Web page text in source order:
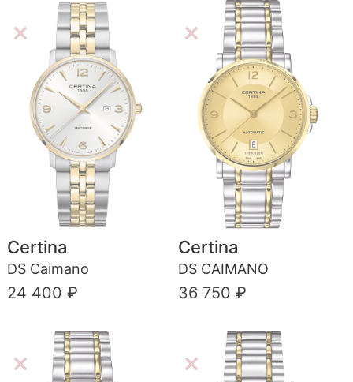
Certina
DS Caimano
24 400 ₽
Certina
DS CAIMANO
36 750 ₽